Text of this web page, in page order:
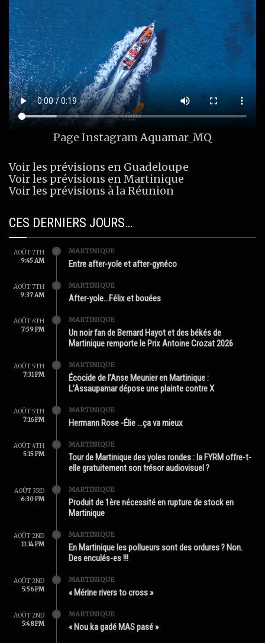
Page Instagram Aquamar_MQ
Voir les prévisions en Guadeloupe
Voir les prévisions en Martinique
Voir les prévisions à la Réunion
CES DERNIERS JOURS…
AOÛT 7TH
9:45 AM
MARTINIQUE
Entre after-yole et after-gynéco
AOÛT 7TH
9:37 AM
MARTINIQUE
After-yole…Félix et bouées
AOÛT 6TH
7:59 PM
MARTINIQUE
Un noir fan de Bernard Hayot et des békés de
Martinique remporte le Prix Antoine Crozat 2026
AOÛT 5TH
7:31 PM
MARTINIQUE
Écocide de l’Anse Meunier en Martinique :
L’Assaupamar dépose une plainte contre X
AOÛT 5TH
7:16 PM
MARTINIQUE
Hermann Rose -Élie …ça va mieux
AOÛT 4TH
5:15 PM
MARTINIQUE
Tour de Martinique des yoles rondes : la FYRM offre-t-
elle gratuitement son trésor audiovisuel ?
AOÛT 3RD
6:30 PM
MARTINIQUE
Produit de 1ère nécessité en rupture de stock en
Martinique
AOÛT 2ND
11:14 PM
MARTINIQUE
En Martinique les pollueurs sont des ordures ? Non.
Des enculés-es !!!
AOÛT 2ND
5:56 PM
MARTINIQUE
« Mérine rivers to cross »
AOÛT 2ND
5:48 PM
MARTINIQUE
« Nou ka gadé MAS pasé »